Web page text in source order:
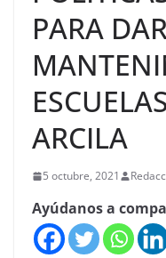
PARA
ARCILA
5 octubre, 2021
Ayúdanos a